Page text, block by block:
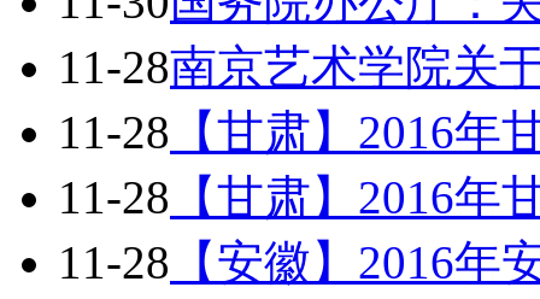
11-28南京艺术学院关
11-28 【甘肃】2016年
11-28 【甘肃】2016年
11-28 【安徽】2016年